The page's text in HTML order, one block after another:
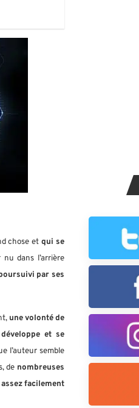
chose etqui se
dans l’arrière
par ses
une volonté de
et se
l’auteur semble
de nombreuses
assez facilement